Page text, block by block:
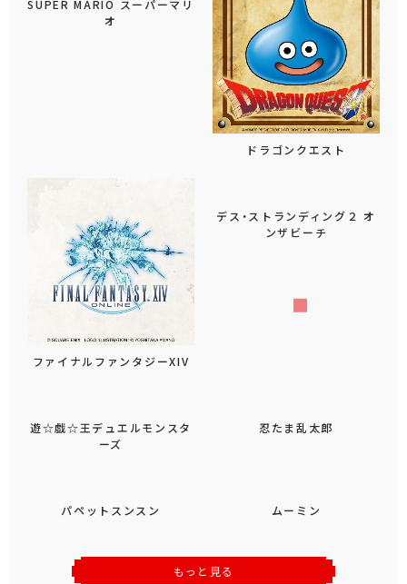
SUPER MARIO スーパーマリ
オ
ドラゴンクエスト
ファイナルファンタジーXIV
デス・ストランディング２ オ
ンザビーチ
遊☆戯☆王デュエルモンスタ
ーズ
忍たま乱太郎
パペットスンスン ムーミン
もっと見る